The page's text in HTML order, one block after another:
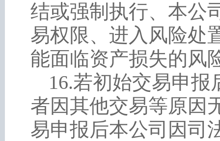
结或强制执行、本公
易权限、进入风险处
能面临资产损失的风
16.若初始交易申报
者因其他交易等原因
易申报后本公司因司